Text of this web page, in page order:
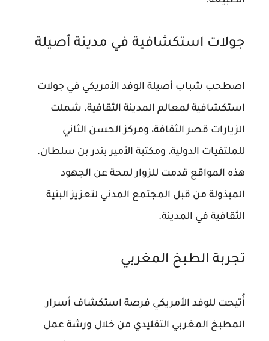
جولات استكشافية في مدينة أصيلة
اصطحب شباب أصيلة الوفد الأمريكي في جولات
استكشافية لمعالم المدينة الثقافية. شملت
الزيارات قصر الثقافة، ومركز الحسن الثاني
للملتقيات الدولية، ومكتبة الأمير بندر بن سلطان.
هذه المواقع قدمت للزوار لمحة عن الجهود
المبذولة من قبل المجتمع المدني لتعزيز البنية
الثقافية في المدينة.
تجربة الطبخ المغربي
أُتيحت للوفد الأمريكي فرصة استكشاف أسرار
المطبخ المغربي التقليدي من خلال ورشة عمل